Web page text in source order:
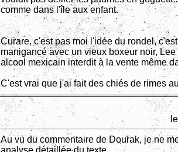
comme dans l'île aux enfant.
Curare, c'est pas moi l'idée du rondel,
manigancé avec un vieux boxeur noir,
alcool mexicain interdit à la vente même
C'est vrai que j'ai fait des chiés de rimes
Au vu du commentaire de Dourak, je ne